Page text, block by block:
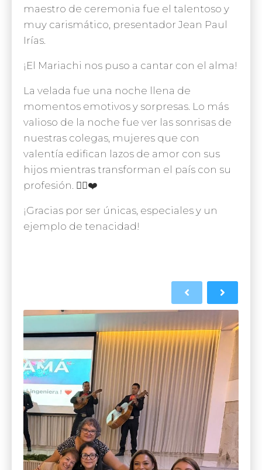
maestro de ceremonia fue el talentoso y
muy carismático, presentador Jean Paul
Irías.
¡El Mariachi nos puso a cantar con el alma!
La velada fue una noche llena de
momentos emotivos y sorpresas. Lo más
valioso de la noche fue ver las sonrisas de
nuestras colegas, mujeres que con
valentía edifican lazos de amor con sus
hijos mientras transforman el país con su
profesión. 👷‍♀️❤️
¡Gracias por ser únicas, especiales y un
ejemplo de tenacidad!